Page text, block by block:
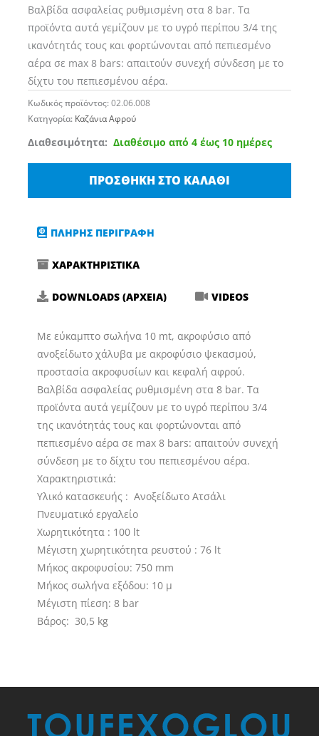
Βαλβίδα ασφαλείας ρυθμισμένη στα 8 bar. Τα
προϊόντα αυτά γεμίζουν με το υγρό περίπου 3/4 της
ικανότητάς τους και φορτώνονται από πεπιεσμένο
αέρα σε max 8 bars: απαιτούν συνεχή σύνδεση με το
δίχτυ του πεπιεσμένου αέρα.
Κωδικός προϊόντος:02.06.008
Κατηγορία: Καζάνια Αφρού
Διαθεσιμότητα: Διαθέσιμο από 4 έως 10 ημέρες
Καζάνι
(Αφροποιητής)
100
Ιταλίας
ποσότητα
ΠΡΟΣΘΉΚΗ ΣΤΟ ΚΑΛΆΘΙ
ΠΛΗΡΗΣ ΠΕΡΙΓΡΑΦΗ
ΧΑΡΑΚΤΗΡΙΣΤΙΚΑ
DOWNLOADS (ΑΡΧΕΙΑ) VIDEOS
Με εύκαμπτο σωλήνα 10 mt, ακροφύσιο από
ανοξείδωτο χάλυβα με ακροφύσιο ψεκασμού,
προστασία ακροφυσίων και κεφαλή αφρού.
Βαλβίδα ασφαλείας ρυθμισμένη στα 8 bar. Τα
προϊόντα αυτά γεμίζουν με το υγρό περίπου 3/4
της ικανότητάς τους και φορτώνονται από
πεπιεσμένο αέρα σε max 8 bars: απαιτούν συνεχή
σύνδεση με το δίχτυ του πεπιεσμένου αέρα.
Χαρακτηριστικά:
Υλικό κατασκευής : Ανοξείδωτο Ατσάλι
Πνευματικό εργαλείο
Χωρητικότητα : 100 lt
Μέγιστη χωρητικότητα ρευστού : 76 lt
Μήκος ακροφυσίου: 750 mm
Μήκος σωλήνα εξόδου: 10 μ
Μέγιστη πίεση: 8 bar
Βάρος: 30,5 kg